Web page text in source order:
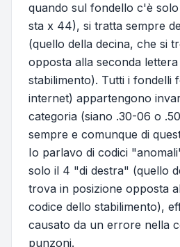
quando sul fondello c'è
sta x 44), si tratta sempre
(quello della decina, che si
opposta alla seconda
stabilimento). Tutti i fondelli
internet) appartengono
categoria (siano .30-06 o
sempre e comunque di
Io parlavo di codici
solo il 4 "di destra" (quello
trova in posizione opposta
codice dello stabilimento),
causato da un errore nella
punzoni.